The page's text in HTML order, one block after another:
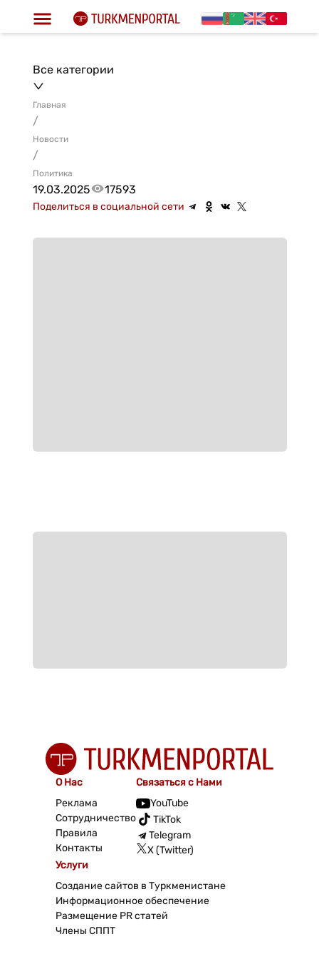
Все категории
Главная
/
Новости
/
Политика
19.03.2025 17593
Поделиться в социальной сети
О Нас
Реклама
Сотрудничество
Правила
Контакты
Связаться с Нами
YouTube
TikTok
Telegram
X (Twitter)
Услуги
Создание сайтов в Туркменистане
Информационное обеспечение
Размещение PR статей
Члены СППТ